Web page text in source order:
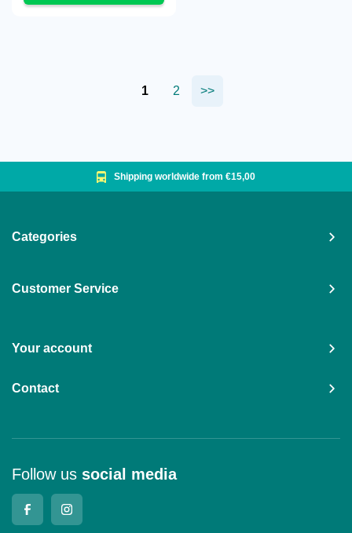
1 2 >>
Shipping worldwide from €15,00
Categories
Customer Service
Your account
Contact
Follow us social media